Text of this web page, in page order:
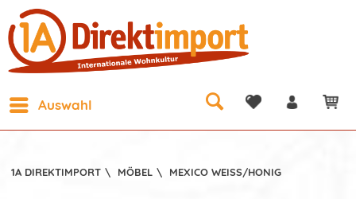
Auswahl
1A DIREKTIMPORT \ MÖBEL \ MEXICO WEISS/HONIG